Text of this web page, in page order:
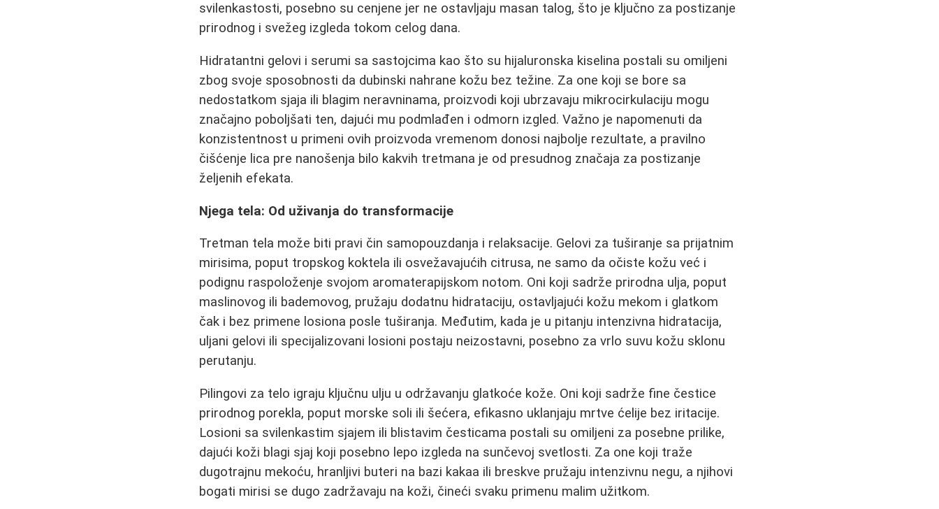
svilenkastosti, posebno su cenjene jer ne ostavljaju masan talog, što je ključno za postizanje
prirodnog i svežeg izgleda tokom celog dana.
Hidratantni gelovi i serumi sa sastojcima kao što su hijaluronska kiselina postali su omiljeni
zbog svoje sposobnosti da dubinski nahrane kožu bez težine. Za one koji se bore sa
nedostatkom sjaja ili blagim neravninama, proizvodi koji ubrzavaju mikrocirkulaciju mogu
značajno poboljšati ten, dajući mu podmlađen i odmorn izgled. Važno je napomenuti da
konzistentnost u primeni ovih proizvoda vremenom donosi najbolje rezultate, a pravilno
čišćenje lica pre nanošenja bilo kakvih tretmana je od presudnog značaja za postizanje
željenih efekata.
Njega tela: Od uživanja do transformacije
Tretman tela može biti pravi čin samopouzdanja i relaksacije. Gelovi za tuširanje sa prijatnim
mirisima, poput tropskog koktela ili osvežavajućih citrusa, ne samo da očiste kožu već i
podignu raspoloženje svojom aromaterapijskom notom. Oni koji sadrže prirodna ulja, poput
maslinovog ili bademovog, pružaju dodatnu hidrataciju, ostavljajući kožu mekom i glatkom
čak i bez primene losiona posle tuširanja. Međutim, kada je u pitanju intenzivna hidratacija,
uljani gelovi ili specijalizovani losioni postaju neizostavni, posebno za vrlo suvu kožu sklonu
perutanju.
Pilingovi za telo igraju ključnu ulju u održavanju glatkoće kože. Oni koji sadrže fine čestice
prirodnog porekla, poput morske soli ili šećera, efikasno uklanjaju mrtve ćelije bez iritacije.
Losioni sa svilenkastim sjajem ili blistavim česticama postali su omiljeni za posebne prilike,
dajući koži blagi sjaj koji posebno lepo izgleda na sunčevoj svetlosti. Za one koji traže
dugotrajnu mekoću, hranljivi buteri na bazi kakaa ili breskve pružaju intenzivnu negu, a njihovi
bogati mirisi se dugo zadržavaju na koži, čineći svaku primenu malim užitkom.